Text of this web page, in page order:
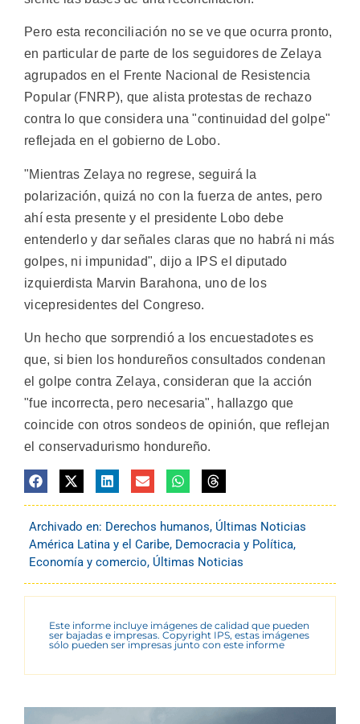
Pero esta reconciliación no se ve que ocurra pronto,
en particular de parte de los seguidores de Zelaya
agrupados en el Frente Nacional de Resistencia
Popular (FNRP), que alista protestas de rechazo
contra lo que considera una "continuidad del golpe"
reflejada en el gobierno de Lobo.
"Mientras Zelaya no regrese, seguirá la
polarización, quizá no con la fuerza de antes, pero
ahí esta presente y el presidente Lobo debe
entenderlo y dar señales claras que no habrá ni más
golpes, ni impunidad", dijo a IPS el diputado
izquierdista Marvin Barahona, uno de los
vicepresidentes del Congreso.
Un hecho que sorprendió a los encuestadotes es
que, si bien los hondureños consultados condenan
el golpe contra Zelaya, consideran que la acción
"fue incorrecta, pero necesaria", hallazgo que
coincide con otros sondeos de opinión, que reflejan
el conservadurismo hondureño.
Archivado en: Derechos humanos, Últimas Noticias
América Latina y el Caribe, Democracia y Política,
Economía y comercio, Últimas Noticias
Este informe incluye imágenes de calidad que pueden
ser bajadas e impresas. Copyright IPS, estas imágenes
sólo pueden ser impresas junto con este informe